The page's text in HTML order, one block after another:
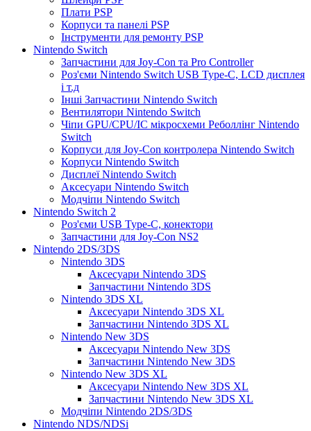
Плати PSP
Корпуси та панелі PSP
Інструменти для ремонту PSP
Nintendo Switch
Запчастини для Joy-Con та Pro Controller
Роз'єми Nintendo Switch USB Type-C, LCD дисплея
і т.д
Інші Запчастини Nintendo Switch
Вентилятори Nintendo Switch
Чіпи GPU/CPU/IC мікросхеми Реболлінг Nintendo
Switch
Корпуси для Joy-Con контролера Nintendo Switch
Корпуси Nintendo Switch
Дисплеї Nintendo Switch
Аксесуари Nintendo Switch
Модчіпи Nintendo Switch
Nintendo Switch 2
Роз'єми USB Type-C, конектори
Запчастини для Joy-Con NS2
Nintendo 2DS/3DS
Nintendo 3DS
Аксесуари Nintendo 3DS
Запчастини Nintendo 3DS
Nintendo 3DS XL
Аксесуари Nintendo 3DS XL
Запчастини Nintendo 3DS XL
Nintendo New 3DS
Аксесуари Nintendo New 3DS
Запчастини Nintendo New 3DS
Nintendo New 3DS XL
Аксесуари Nintendo New 3DS XL
Запчастини Nintendo New 3DS XL
Модчіпи Nintendo 2DS/3DS
Nintendo NDS/NDSi